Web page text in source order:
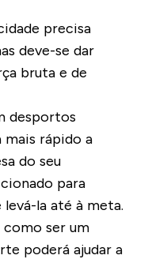
precisa
deve-se dar
bruta e de
desportos
rápido a
do seu
para
la até à meta.
como ser um
poderá ajudar a